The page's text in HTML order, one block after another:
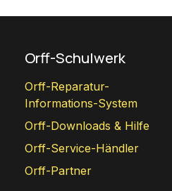
Orff-Schulwerk
Orff-Reparatur-
Informations-System
Orff-Downloads & Hilfe
Orff-Service-Händler
Orff-Partner